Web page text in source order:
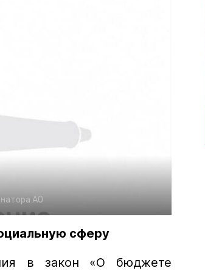
АО
сферу
в закон «О бюджете